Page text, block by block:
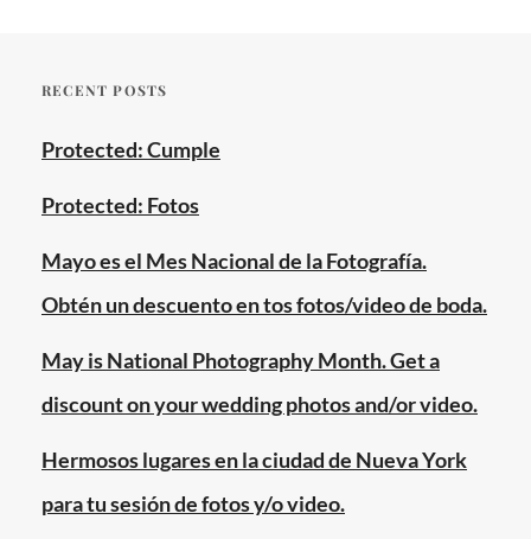
brooklyn
new
city,
nueva
photographer,
queens,
rosas,
roses
staten
photos Tags:
bronx,
fotografia,
manhattan ,
york,
paquetes
queens,
staten
island
RECENT POSTS
Protected: Cumple
Protected: Fotos
Mayo es el Mes Nacional de la Fotografía.
Obtén un descuento en tos fotos/video de boda.
May is National Photography Month. Get a
discount on your wedding photos and/or video.
Hermosos lugares en la ciudad de Nueva York
para tu sesión de fotos y/o video.